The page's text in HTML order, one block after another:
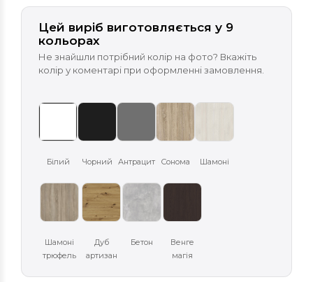
Цей виріб виготовляється у 9
кольорах
Не знайшли потрібний колір на фото? Вкажіть
колір у коментарі при оформленні замовлення.
Білий Чорний Антрацит Сонома Шамоні
Шамоні
трюфель
Дуб
артизан
Бетон
Венге
магія